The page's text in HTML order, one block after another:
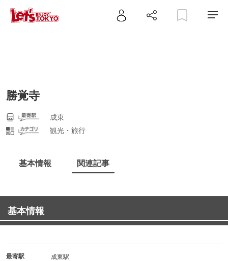
勝覚寺
成東
観光・旅行
基本情報 関連記事
基本情報
最寄駅 成東駅